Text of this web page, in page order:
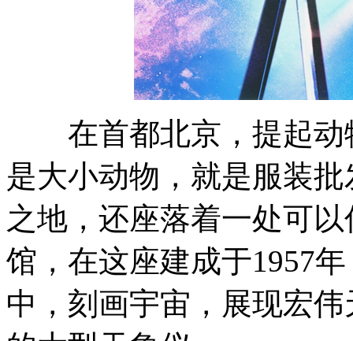
在首都北京，提起动
是大小动物，就是服装
之地，还座落着一处可
馆，在这座建成于1957
中，刻画宇宙，展现宏